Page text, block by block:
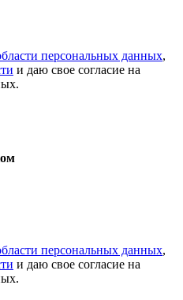
персональных данных,
и даю свое согласие на
персональных данных,
и даю свое согласие на